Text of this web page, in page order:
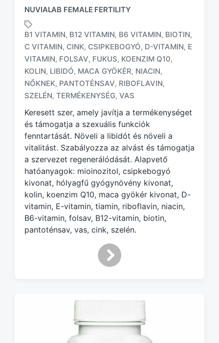
NUVIALAB FEMALE FERTILITY
a
g
g
d
w
i
t
h
B1 VITAMIN, B12 VITAMIN, B6 VITAMIN, BIOTIN,
C VITAMIN, CINK, CSIPKEBOGYÓ, D-VITAMIN, E
VITAMIN, FOLSAV, FUKUS, KOENZIM Q10,
KOLIN, LIBIDÓ, MACA GYÖKÉR, NIACIN,
NŐKNEK, PANTOTÉNSAV, RIBOFLAVIN,
SZELÉN, TERMÉKENYSÉG, VAS
Keresett szer, amely javítja a termékenységet
és támogatja a szexuális funkciók
fenntartását. Növeli a libidót és növeli a
vitalitást. Szabályozza az alvást és támogatja
a szervezet regenerálódását. Alapvető
hatóanyagok: mioinozitol, csipkebogyó
kivonat, hólyagfű gyógynövény kivonat,
kolin, koenzim Q10, maca gyökér kivonat, D-
vitamin, E-vitamin, tiamin, riboflavin, niacin,
B6-vitamin, folsav, B12-vitamin, biotin,
pantoténsav, vas, cink, szelén.